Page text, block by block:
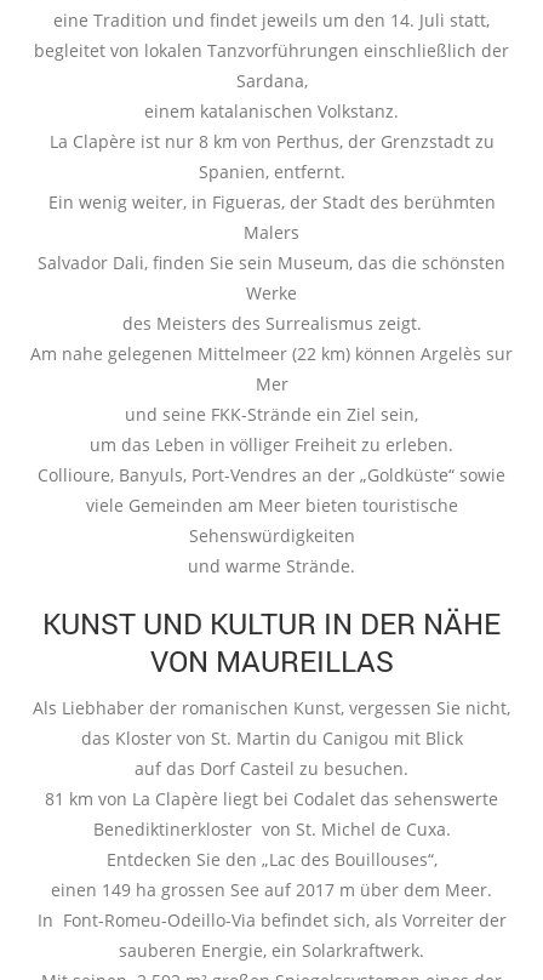
eine Tradition und findet jeweils um den 14. Juli statt,
begleitet von lokalen Tanzvorführungen einschließlich der
Sardana,
einem katalanischen Volkstanz.
La Clapère ist nur 8 km von Perthus, der Grenzstadt zu
Spanien, entfernt.
Ein wenig weiter, in Figueras, der Stadt des berühmten
Malers
Salvador Dali, finden Sie sein Museum, das die schönsten
Werke
des Meisters des Surrealismus zeigt.
Am nahe gelegenen Mittelmeer (22 km) können Argelès sur
Mer
und seine FKK-Strände ein Ziel sein,
um das Leben in völliger Freiheit zu erleben.
Collioure, Banyuls, Port-Vendres an der „Goldküste“ sowie
viele Gemeinden am Meer bieten touristische
Sehenswürdigkeiten
und warme Strände.
KUNST UND KULTUR IN DER NÄHE
VON MAUREILLAS
Als Liebhaber der romanischen Kunst, vergessen Sie nicht,
das Kloster von St. Martin du Canigou mit Blick
auf das Dorf Casteil zu besuchen.
81 km von La Clapère liegt bei Codalet das sehenswerte
Benediktinerkloster von St. Michel de Cuxa.
Entdecken Sie den „Lac des Bouillouses“,
einen 149 ha grossen See auf 2017 m über dem Meer.
In Font-Romeu-Odeillo-Via befindet sich, als Vorreiter der
sauberen Energie, ein Solarkraftwerk.